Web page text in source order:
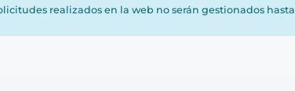
realizados en la web no serán gestionados